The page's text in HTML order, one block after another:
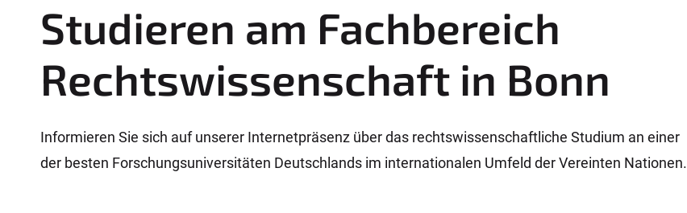
Studieren am Fachbereich
Rechtswissenschaft in Bonn
Informieren Sie sich auf unserer Internetpräsenz über das rechtswissenschaftliche Studium an einer
der besten Forschungsuniversitäten Deutschlands im internationalen Umfeld der Vereinten Nationen.